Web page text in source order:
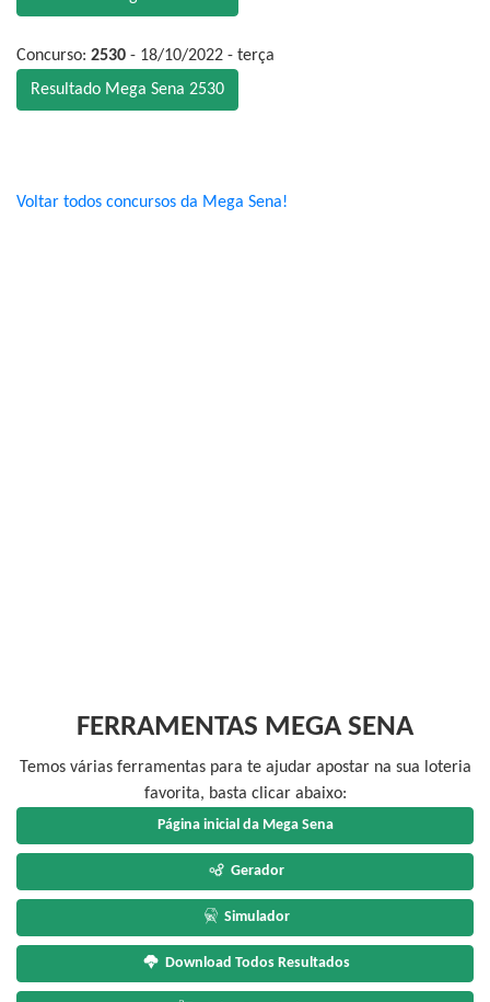
Concurso: 2530 - 18/10/2022 - terça
Resultado Mega Sena 2530
Voltar todos concursos da Mega Sena!
FERRAMENTAS MEGA SENA
Temos várias ferramentas para te ajudar apostar na sua loteria
favorita, basta clicar abaixo:
Página inicial da Mega Sena
Gerador
Simulador
Download Todos Resultados